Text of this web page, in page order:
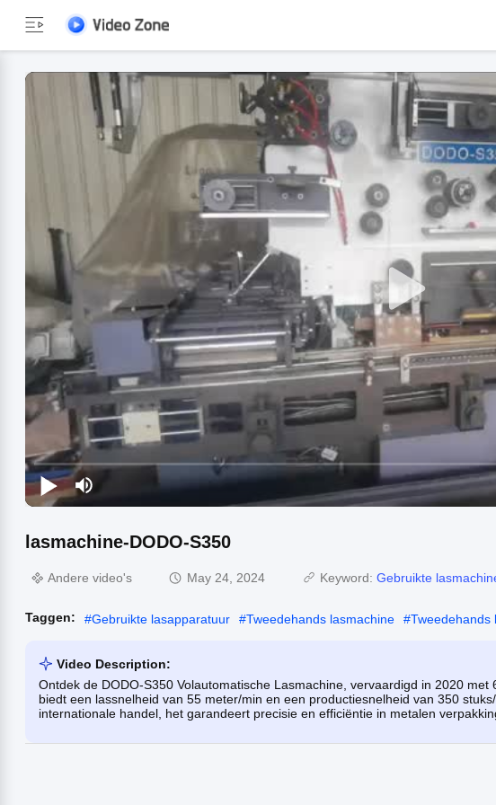
lasmachine-DODO-S350
Andere video's May 24, 2024 Keyword: Gebruikte
Taggen: #Gebruikte lasapparatuur #Tweedehands lasmachine #Tweedehands
Video Description:
Ontdek de DODO-S350 Volautomatische Lasmachine, vervaardigd in 2020
biedt een lassnelheid van 55 meter/min en een productiesnelheid van 350
internationale handel, het garandeert precisie en efficiëntie in metalen